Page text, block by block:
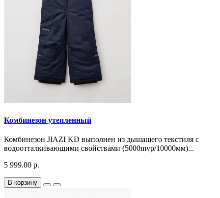
Комбинезон утепленный
Комбинезон JIAZI KD выполнен из дышащего текстиля с
водоотталкивающими свойствами (5000mvp/10000мм)...
5 999.00 р.
В корзину